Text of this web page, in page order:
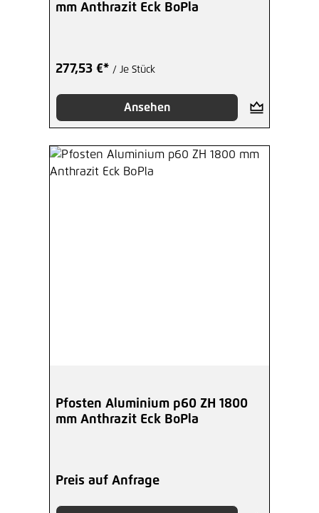
mm Anthrazit Eck BoPla
277,53 €* / Je Stück
Ansehen
Pfosten Aluminium p60 ZH 1800
mm Anthrazit Eck BoPla
Preis auf Anfrage